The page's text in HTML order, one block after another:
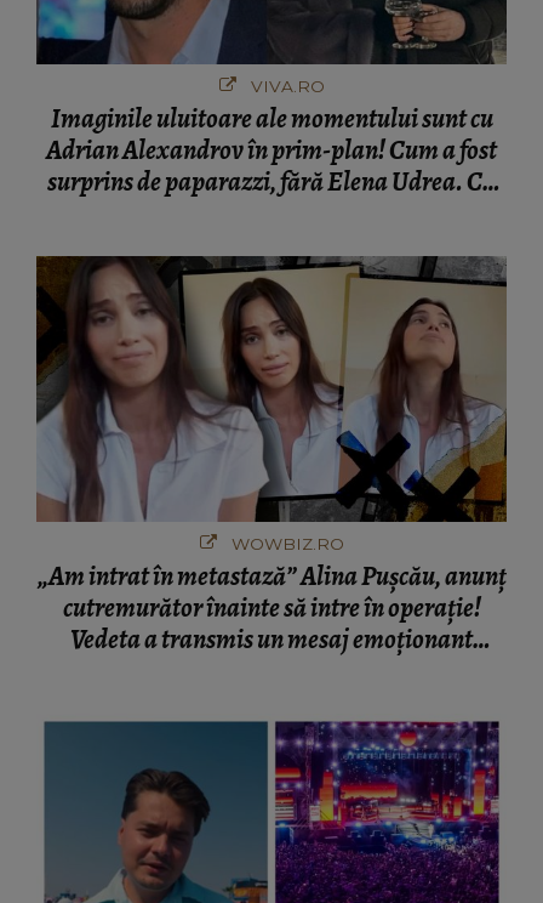
VIVA.RO
Imaginile uluitoare ale momentului sunt cu
Adrian Alexandrov în prim-plan! Cum a fost
surprins de paparazzi, fără Elena Udrea. Cu
WOWBIZ.RO
„Am intrat în metastază” Alina Pușcău, anunț
cutremurător înainte să intre în operație!
Vedeta a transmis un mesaj emoționant